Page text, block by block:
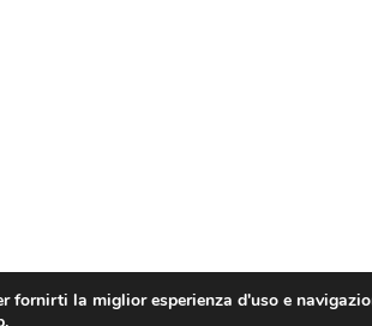
fornirti la miglior esperienza d'uso e